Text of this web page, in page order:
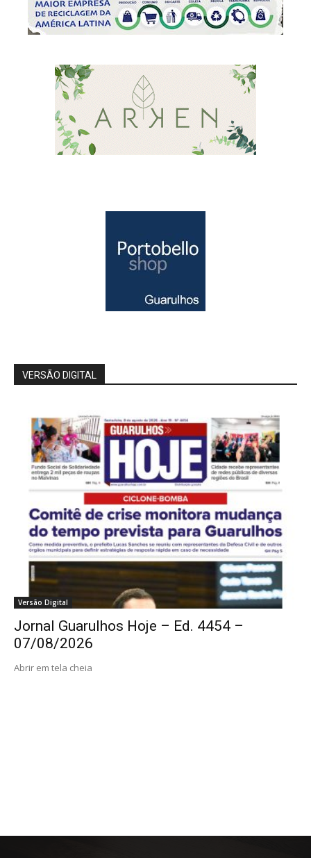
VERSÃO DIGITAL
Versão Digital
Jornal Guarulhos Hoje – Ed. 4454 –
07/08/2026
Abrir em tela cheia